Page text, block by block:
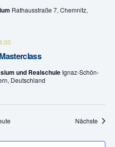
Rathausstraße 7, Chemnitz,
und Realschule Ignaz-Schön-
Deutschland
Nächste